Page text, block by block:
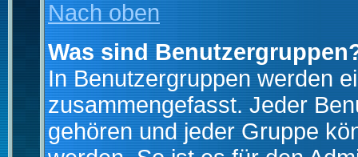
Nach oben
Was sind
In Benutzergruppen werden
zusammengefasst. Jeder
gehören und jeder Gruppe